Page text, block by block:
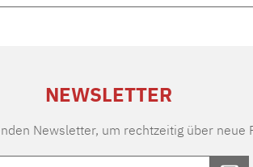
NEWSLETTER
Newsletter, um rechtzeitig über